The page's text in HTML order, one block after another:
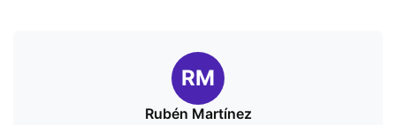
RM
Rubén Martínez